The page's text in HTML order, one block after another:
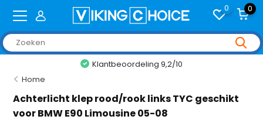
0 0
Klantbeoordeling 9,2/10
Home
Achterlicht klep rood/rook links TYC geschikt
voor BMW E90 Limousine 05-08